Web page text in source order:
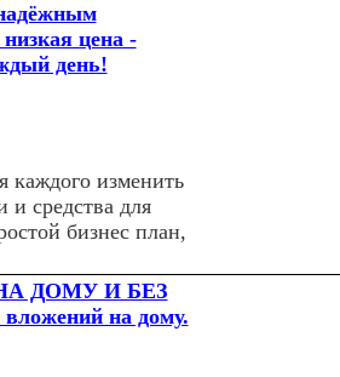
цена -
день!
каждого изменить
средства для
бизнес план,
ДОМУ И БЕЗ
на дому.